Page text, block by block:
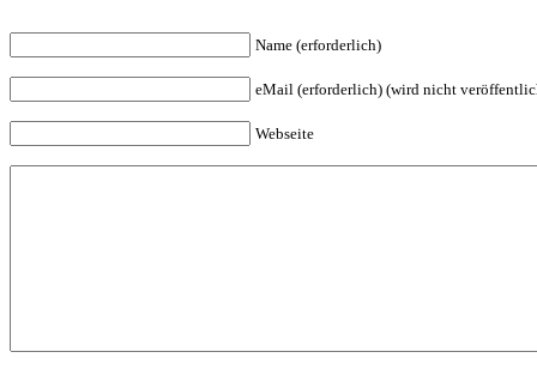
Name (erforderlich)
eMail (erforderlich) (wird nicht
Webseite